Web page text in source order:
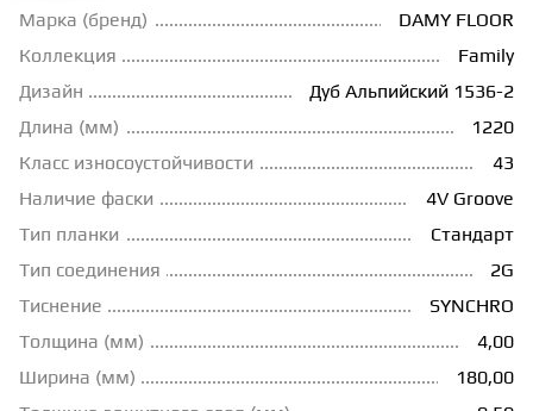
ПЛИНТУС
КЛЕЙ
НАЛИВНОЙ ПОЛ
Марка (бренд)
DAMY FLOOR
Коллекция
Family
Дизайн
Дуб Альпийский 1536-2
Длина (мм)
1220
Класс износоустойчивости
43
Наличие фаски
4V Groove
Тип планки
Стандарт
Тип соединения
2G
Тиснение
SYNCHRO
Толщина (мм)
4,00
Ширина (мм)
180,00